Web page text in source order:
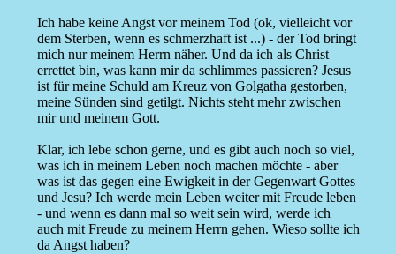
Ich habe keine Angst vor meinem Tod (ok, vielleicht vor
dem Sterben, wenn es schmerzhaft ist ...) - der Tod bringt
mich nur meinem Herrn näher. Und da ich als Christ
errettet bin, was kann mir da schlimmes passieren? Jesus
ist für meine Schuld am Kreuz von Golgatha gestorben,
meine Sünden sind getilgt. Nichts steht mehr zwischen
mir und meinem Gott.
Klar, ich lebe schon gerne, und es gibt auch noch so viel,
was ich in meinem Leben noch machen möchte - aber
was ist das gegen eine Ewigkeit in der Gegenwart Gottes
und Jesu? Ich werde mein Leben weiter mit Freude leben
- und wenn es dann mal so weit sein wird, werde ich
auch mit Freude zu meinem Herrn gehen. Wieso sollte ich
da Angst haben?